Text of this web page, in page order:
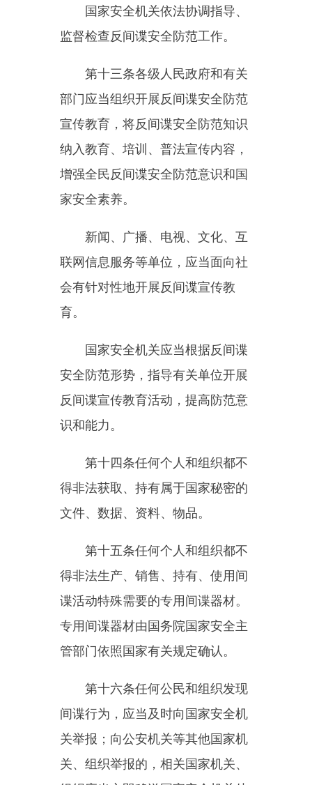
第十四条任何个人和组织都不
得非法获取、持有属于国家秘密的
得非法生产、销售、持有、使用间
谍活动特殊需要的专用间谍器材。
专用间谍器材由国务院国家安全主
管部门依照国家有关规定确认。
第十六条任何公民和组织发现
间谍行为，应当及时向国家安全机
组织应当立即移送国家安全机关处
理。
国家安全机关应当将受理举报
的电话、信箱、网络平台等向社会
公开，依法及时处理举报信息，并
为举报人保密。
反间谍安全防范重点单位应当
行反间谍安全防范工作要求，明确
内设职能部门和人员承担反间谍安
全防范职责。
第十八条反间谍安全防范重点
单位应当加强对工作人员反间谍安
人员脱密期内履行反间谍安全防范
义务的情况进行监督检查。
单位应当加强对涉密事项、场所、